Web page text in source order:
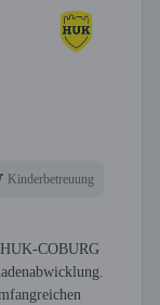
Kinderbetreuung
COBURG